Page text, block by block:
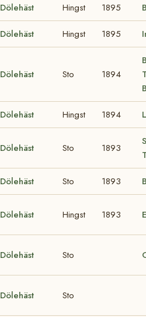
Dölehäst Hingst 1895
Dölehäst Hingst 1895
Dölehäst Sto 1894
Dölehäst Hingst 1894
Dölehäst Sto 1893
Dölehäst Sto 1893
Dölehäst Hingst 1893
Dölehäst Sto
Dölehäst Sto